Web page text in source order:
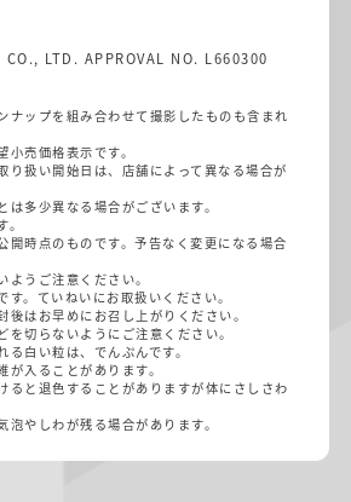
LTD. APPROVAL NO. L660300
ナップを組み合わせて撮影したものも含まれ
売価格表示です。
り扱い開始日は、店舗によって異なる場合が
多少異なる場合がございます。
開時点のものです。予告なく変更になる場合
うご注意ください。
。ていねいにお取扱いください。
はお早めにお召し上がりください。
切らないようにご注意ください。
白い粒は、でんぷんです。
入ることがあります。
ると退色することがありますが体にさしさわ
やしわが残る場合があります。